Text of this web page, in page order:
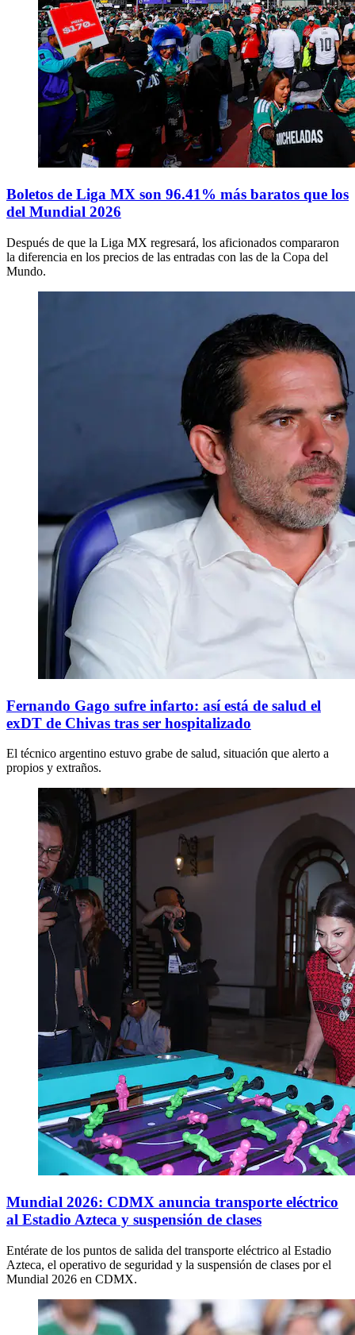
Boletos de Liga MX son 96.41% más baratos que los
del Mundial 2026
Después de que la Liga MX regresará, los aficionados compararon
la diferencia en los precios de las entradas con las de la Copa del
Mundo.
Fernando Gago sufre infarto: así está de salud el
exDT de Chivas tras ser hospitalizado
El técnico argentino estuvo grabe de salud, situación que alerto a
propios y extraños.
Mundial 2026: CDMX anuncia transporte eléctrico
al Estadio Azteca y suspensión de clases
Entérate de los puntos de salida del transporte eléctrico al Estadio
Azteca, el operativo de seguridad y la suspensión de clases por el
Mundial 2026 en CDMX.